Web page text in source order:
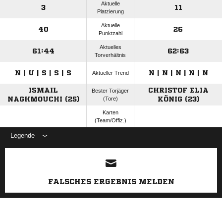
3
Aktuelle
Platzierung
11
40
Aktuelle
Punktzahl
26
61:44
Aktuelles
Torverhältnis
62:63
N | U | S | S | S Aktueller Trend N | N | N | N | N
ISMAIL
NAGHMOUCHI (25)
Bester Torjäger
(Tore)
CHRISTOF ELIA
KÖNIG (23)
Karten
(Team/Offiz.)
Legende
ANZEIGE
FALSCHES ERGEBNIS MELDEN